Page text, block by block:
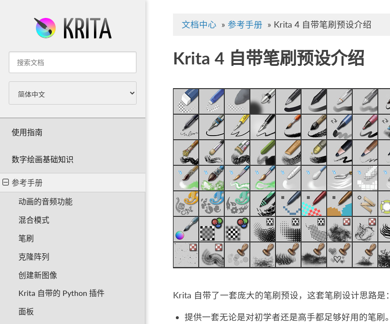
使用指南
数字绘画基础知识
参考手册
动画的音频功能
混合模式
笔刷
克隆阵列
创建新图像
Krita 自带的 Python 插件
面板
文档中心 » 参考手册 » Krita 4 自带笔刷预设介绍
Krita 4 自带笔刷预设介绍
Krita 自带了一套庞大的笔刷预设，这套笔刷设计思路是：
提供一套无论是对初学者还是高手都足够好用的笔刷。